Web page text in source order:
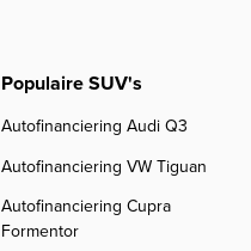
Populaire SUV's
Autofinanciering Audi Q3
Autofinanciering VW Tiguan
Autofinanciering Cupra
Formentor